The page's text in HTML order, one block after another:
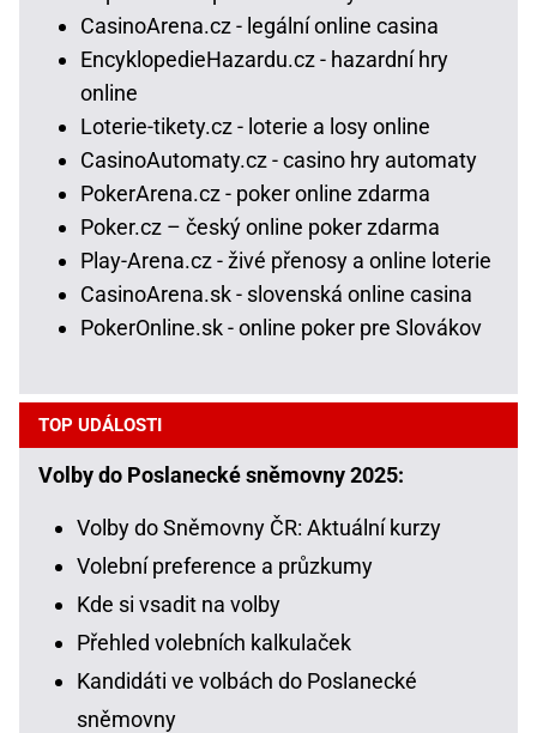
CasinoArena.cz - legální online casina
EncyklopedieHazardu.cz - hazardní hry
online
Loterie-tikety.cz - loterie a losy online
CasinoAutomaty.cz - casino hry automaty
PokerArena.cz - poker online zdarma
Poker.cz – český online poker zdarma
Play-Arena.cz - živé přenosy a online loterie
CasinoArena.sk - slovenská online casina
PokerOnline.sk - online poker pre Slovákov
TOP UDÁLOSTI
Volby do Poslanecké sněmovny 2025:
Volby do Sněmovny ČR: Aktuální kurzy
Volební preference a průzkumy
Kde si vsadit na volby
Přehled volebních kalkulaček
Kandidáti ve volbách do Poslanecké
sněmovny